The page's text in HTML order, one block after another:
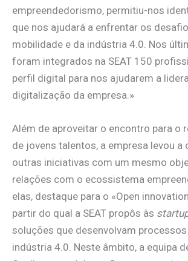
empreendedorismo, permitiu-nos
que nos ajudará a enfrentar os
mobilidade e da indústria 4.0. Nos
foram integrados na SEAT 150
perfil digital para nos ajudarem a
digitalização da empresa.»
Além de aproveitar o encontro para o
de jovens talentos, a empresa levou a
outras iniciativas com um mesmo
relações com o ecossistema
elas, destaque para o «Open
partir do qual a SEAT propôs às
soluções que desenvolvam processos
indústria 4.0. Neste âmbito, a equipa